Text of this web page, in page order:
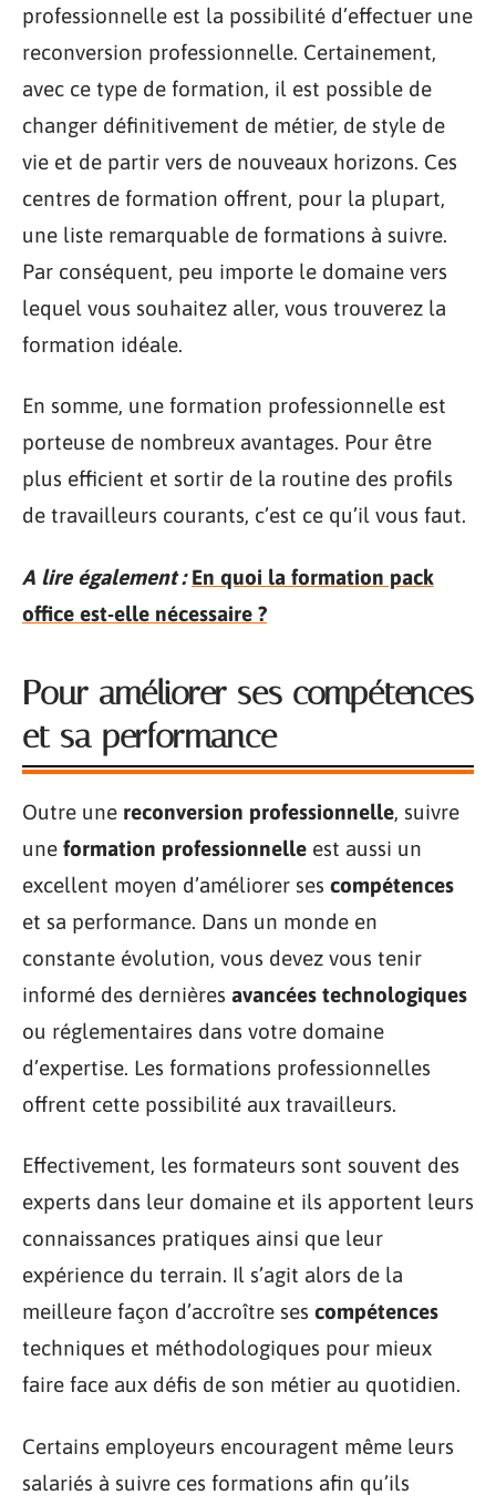
professionnelle est la possibilité d’effectuer une
reconversion professionnelle. Certainement,
avec ce type de formation, il est possible de
changer définitivement de métier, de style de
vie et de partir vers de nouveaux horizons. Ces
centres de formation offrent, pour la plupart,
une liste remarquable de formations à suivre.
Par conséquent, peu importe le domaine vers
lequel vous souhaitez aller, vous trouverez la
formation idéale.
En somme, une formation professionnelle est
porteuse de nombreux avantages. Pour être
plus efficient et sortir de la routine des profils
de travailleurs courants, c’est ce qu’il vous faut.
A lire également : En quoi la formation pack
office est-elle nécessaire ?
Pour améliorer ses compétences
et sa performance
Outre une reconversion professionnelle, suivre
une formation professionnelle est aussi un
excellent moyen d’améliorer ses compétences
et sa performance. Dans un monde en
constante évolution, vous devez vous tenir
informé des dernières avancées technologiques
ou réglementaires dans votre domaine
d’expertise. Les formations professionnelles
offrent cette possibilité aux travailleurs.
Effectivement, les formateurs sont souvent des
experts dans leur domaine et ils apportent leurs
connaissances pratiques ainsi que leur
expérience du terrain. Il s’agit alors de la
meilleure façon d’accroître ses compétences
techniques et méthodologiques pour mieux
faire face aux défis de son métier au quotidien.
Certains employeurs encouragent même leurs
salariés à suivre ces formations afin qu’ils